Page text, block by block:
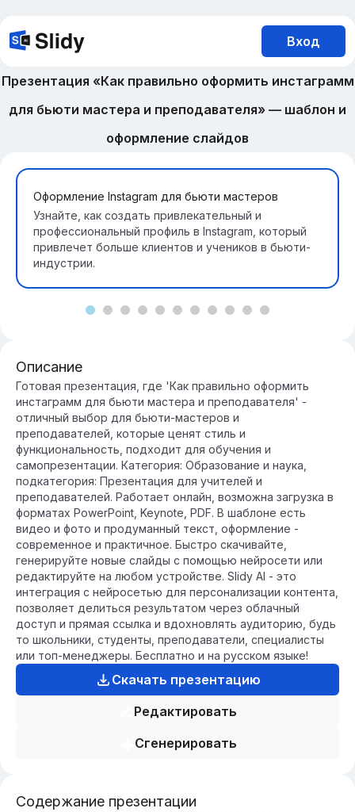
Вход
Презентация «Как правильно оформить инстаграмм
для бьюти мастера и преподавателя» — шаблон и
оформление слайдов
Оформление Instagram для бьюти мастеров
Узнайте, как создать привлекательный и
профессиональный профиль в Instagram, который
привлечет больше клиентов и учеников в бьюти-
индустрии.
Описание
Готовая презентация, где 'Как правильно оформить
инстаграмм для бьюти мастера и преподавателя' -
отличный выбор для бьюти-мастеров и
преподавателей, которые ценят стиль и
функциональность, подходит для обучения и
самопрезентации. Категория: Образование и наука,
подкатегория: Презентация для учителей и
преподавателей. Работает онлайн, возможна загрузка в
форматах PowerPoint, Keynote, PDF. В шаблоне есть
видео и фото и продуманный текст, оформление -
современное и практичное. Быстро скачивайте,
генерируйте новые слайды с помощью нейросети или
редактируйте на любом устройстве. Slidy AI - это
интеграция с нейросетью для персонализации контента,
позволяет делиться результатом через облачный
доступ и прямая ссылка и вдохновлять аудиторию, будь
то школьники, студенты, преподаватели, специалисты
или топ-менеджеры. Бесплатно и на русском языке!
Скачать презентацию
Редактировать
Сгенерировать
Содержание презентации